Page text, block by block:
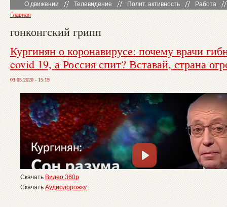
О движении Телевидение Полит. активность Работа
Главная
гонконгский грипп
Кургинян о коронавирусе: почему врачи
covid 19, а Россия спит? Вставай, страна
03.05.2020 - 15:19
Скачать Видео 360p
Скачать Аудиодорожку